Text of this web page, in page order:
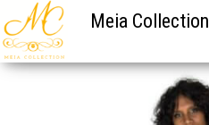
Meia Collection